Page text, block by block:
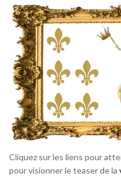
Cliquez sur les liens pour
pour visionner le teaser de la